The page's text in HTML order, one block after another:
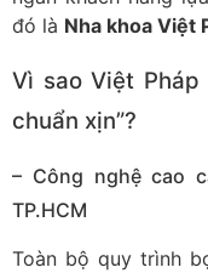
đó là Nha khoa Việt
Vì sao Việt Pháp
chuẩn xịn”?
– Công nghệ cao
TP.HCM
Toàn bộ quy trình